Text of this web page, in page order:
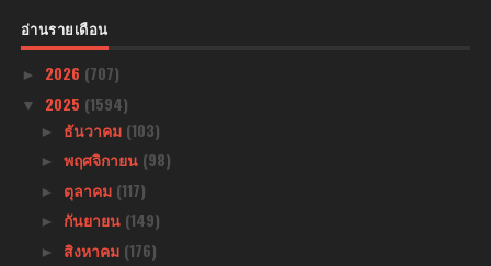
อ่านรายเดือน
► 2026 (707)
▼ 2025 (1594)
► ธันวาคม (103)
► พฤศจิกายน (98)
► ตุลาคม (117)
► กันยายน (149)
► สิงหาคม (176)